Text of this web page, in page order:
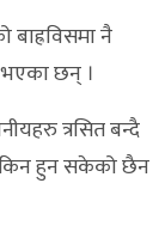
नै
भएका छन् ।
त्रसित बन्दै
हुन सकेको छैन